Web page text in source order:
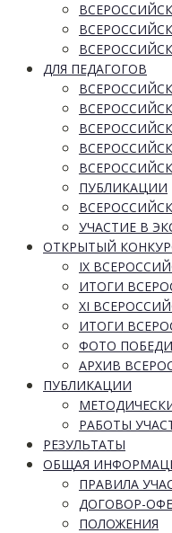
ДЛЯ ПЕДАГОГОВ
ПУБЛИКАЦИИ
УЧАСТИЕ В
ОТКРЫТЫЙ
IX
ИТОГИ
XI
ИТОГИ
ФОТО
АРХИВ
ПУБЛИКАЦИИ
РАБОТЫ
РЕЗУЛЬТАТЫ
ОБЩАЯ
ПРАВИЛА
ДОГОВОР-
ПОЛОЖЕНИЯ